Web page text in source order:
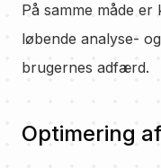
På samme måde
løbende analyse-
brugernes adfærd.
Optimering